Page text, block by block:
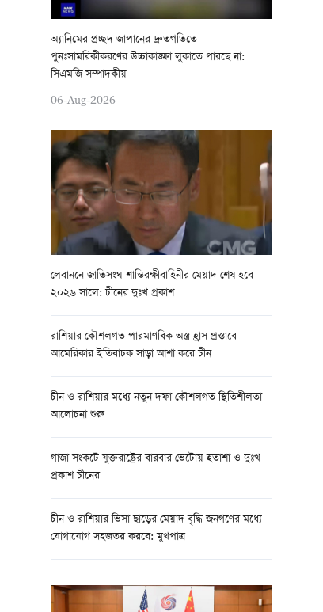
অ্যানিমের প্রচ্ছদ জাপানের দ্রুতগতিতে
পুনঃসামরিকীকরণের উচ্চাকাঙ্ক্ষা লুকাতে পারছে না:
সিএমজি সম্পাদকীয়
06-Aug-2026
লেবাননে জাতিসংঘ শান্তিরক্ষীবাহিনীর মেয়াদ শেষ হবে
২০২৬ সালে: চীনের দুঃখ প্রকাশ
রাশিয়ার কৌশলগত পারমাণবিক অস্ত্র হ্রাস প্রস্তাবে
আমেরিকার ইতিবাচক সাড়া আশা করে চীন
চীন ও রাশিয়ার মধ্যে নতুন দফা কৌশলগত স্থিতিশীলতা
আলোচনা শুরু
গাজা সংকটে যুক্তরাষ্ট্রের বারবার ভেটোয় হতাশা ও দুঃখ
প্রকাশ চীনের
চীন ও রাশিয়ার ভিসা ছাড়ের মেয়াদ বৃদ্ধি জনগণের মধ্যে
যোগাযোগ সহজতর করবে: মুখপাত্র